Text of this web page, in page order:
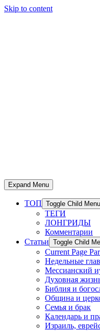
Skip to content
Expand Menu
ТОП Toggle Child Menu
ТЕГИ
ЛОНГРИДЫ
Комментарии
Статьи Toggle Child
Current Page
Недельные
Мессианский
Духовная
Библия и
Община и
Семья и брак
Календарь и
Израиль,